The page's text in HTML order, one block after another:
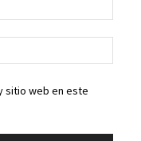
web:
sitio web en este